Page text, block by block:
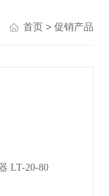
首页 > 促销产品